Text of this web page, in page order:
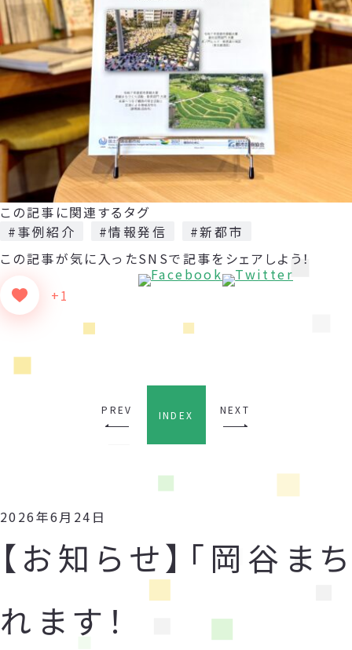
この記事に関連するタグ
#事例紹介
#情報発信
#新都市
この記事が気に入った
+1
SNSで記事をシェアしよう！
PREV INDEX NEXT
2026年6月24日
【お知らせ】「岡谷
れます！